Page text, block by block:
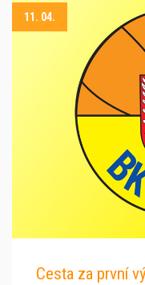
11. 04.
Cesta za první